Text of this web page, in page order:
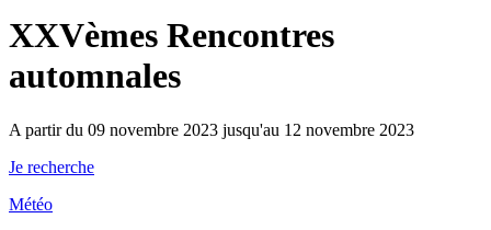
XXVèmes Rencontres
automnales
A partir du 09 novembre 2023 jusqu'au 12 novembre 2023
Je recherche
Météo